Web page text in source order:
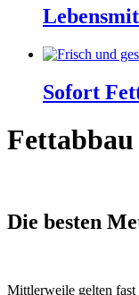
Sofort
Fettabbau
Die besten
Mittlerweile gelten fast